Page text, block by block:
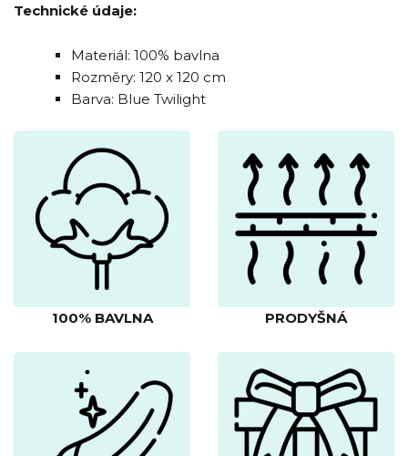
Technické údaje:
Materiál: 100% bavlna
Rozměry: 120 x 120 cm
Barva: Blue Twilight
100% BAVLNA PRODYŠNÁ